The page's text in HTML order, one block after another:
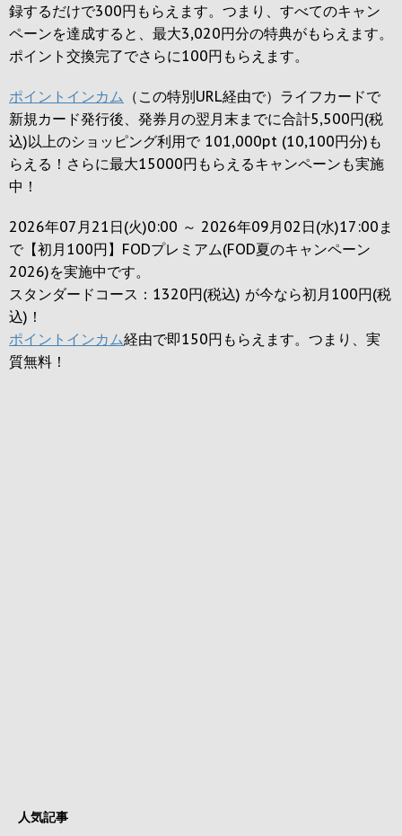
録するだけで300円 もらえます。つまり、すべてのキャン
ペーンを達成すると、最大3,020円分の特典がもらえます。
ポイント交換完了でさらに100円 もらえます。
ポイントインカム （この特別URL経由で）ライフカードで
新規カード発行後、発券月の翌月末までに合計5,500円(税
込)以上のショッピング利用で 101,000pt (10,100円分)も
らえる！さらに最大15000円もらえるキャンペーンも実施
中！
2026年07月21日(火)0:00 ～ 2026年09月02日(水)17:00ま
で【初月100円】FODプレミアム(FOD夏のキャンペーン
2026)を実施中です。
スタンダードコース：1320円(税込) が今なら初月100円(税
込)！
ポイントインカム経由で即150円もらえます。つまり、実
質無料！
人気記事